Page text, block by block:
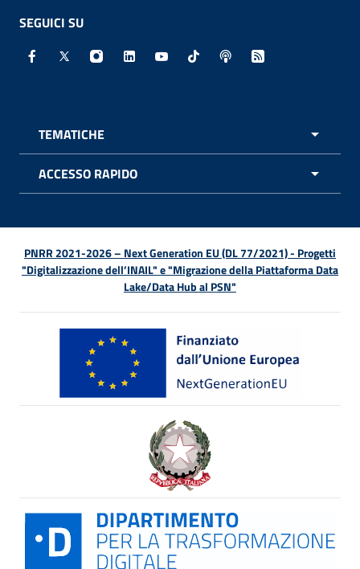
SEGUICI SU
Facebook - Sito esterno - Apertura in nuova finestra
X - Sito esterno - Apertura in nuova finestra
Instagram - Sito esterno - Apertura in
Linkedin - Sito esterno - Apertura in
Youtube - Sito esterno -
TikTok - Sito esterno -
Spreaker - Sito
Feed RSS -
TEMATICHE
ACCESSO RAPIDO
PNRR 2021-2026 – Next Generation EU (DL 77/2021) - Progetti
"Digitalizzazione dell’INAIL" e "Migrazione della Piattaforma Data
Lake/Data Hub al PSN"